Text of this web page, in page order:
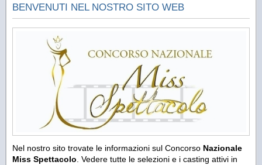
BENVENUTI NEL NOSTRO SITO WEB
Nel nostro sito trovate le informazioni sul Concorso Nazionale
Miss Spettacolo. Vedere tutte le selezioni e i casting attivi in